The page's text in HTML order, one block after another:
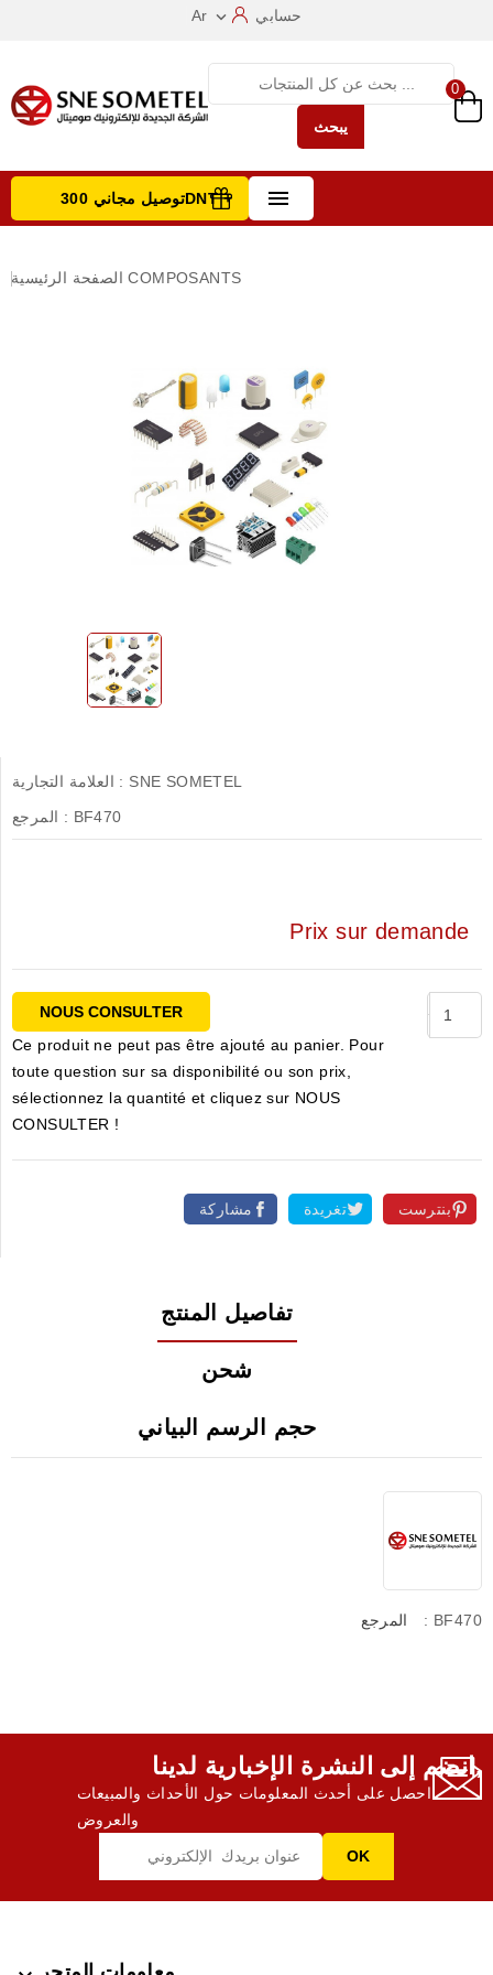
Ar  حسابي
يبحث
0
 توصيل مجاني 300DNT +
الصفحة الرئيسية COMPOSANTS
العلامة التجارية : SNE SOMETEL
المرجع : BF470
Prix sur demande
NOUS CONSULTER
Ce produit ne peut pas être ajouté au panier. Pour
toute question sur sa disponibilité ou son prix,
sélectionnez la quantité et cliquez sur NOUS
CONSULTER !
مشاركة تغريدة بنترست
تفاصيل المنتج
شحن
حجم الرسم البياني
المرجع : BF470
انضم إلى النشرة الإخبارية لدينا,
احصل على أحدث المعلومات حول الأحداث والمبيعات
والعروض